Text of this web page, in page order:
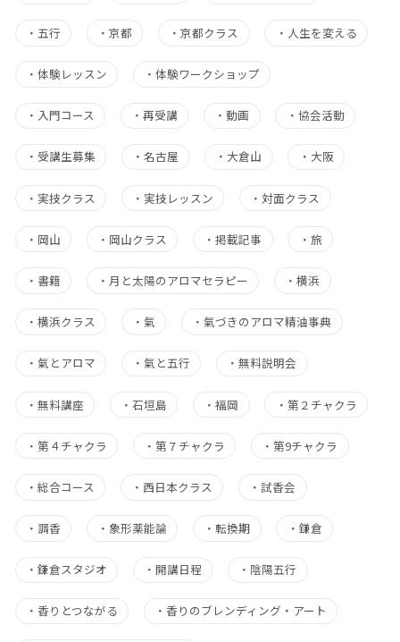
・ 五行 ・京都 ・京都クラス ・ 人生を変える
・ 体験レッスン ・体験ワークショップ
・ 入門コース ・再受講 ・動画 ・ 協会活動
・ 受講生募集 ・名古屋 ・ 大倉山 ・ 大阪
・ 実技クラス ・ 実技レッスン ・対面クラス
・ 岡山 ・ 岡山クラス ・掲載記事 ・ 旅
・ 書籍 ・ 月と太陽のアロマセラピー ・横浜
・ 横浜クラス ・氣 ・氣づきのアロマ精油事典
・ 氣とアロマ ・氣と五行 ・無料説明会
・ 無料講座 ・石垣島 ・福岡 ・ 第２チャクラ
・ 第４チャクラ ・第７チャクラ ・第9チャクラ
・ 総合コース ・ 西日本クラス ・試香会
・ 調香 ・ 象形薬能論 ・転換期 ・ 鎌倉
・ 鎌倉スタジオ ・開講日程 ・ 陰陽五行
・ 香りとつながる ・ 香りのブレンディング・アート